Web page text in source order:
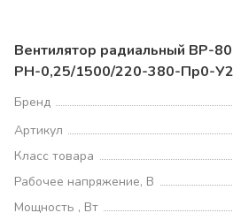
Вентилятор радиальный ВР-
РН-0,25/1500/220-380-Пр0-У2
Бренд
Артикул
Класс товара
Рабочее напряжение, В
Мощность , Вт